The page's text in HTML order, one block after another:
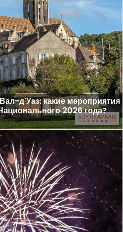
д'Уаз: какие мероприятия
2026 года?